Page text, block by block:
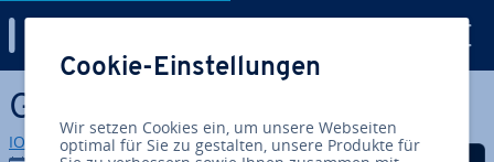
Zum Haupt­in­halt springen
GigaFLOPS (GFLOPS)
IONOS Redaktion
Cookie-Einstellungen
Wir setzen Cookies ein, um unsere Webseiten
optimal für Sie zu gestalten, unsere Produkte für